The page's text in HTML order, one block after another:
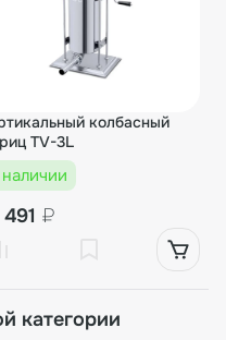
колбасный
TV-3L
₽
категории